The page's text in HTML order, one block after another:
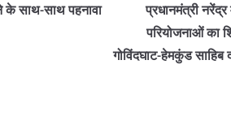
के साथ-साथ पहनावा
प्रधानमंत्री
परियोजनाओं का
गोविंदघाट-हेमकुंड साहिब